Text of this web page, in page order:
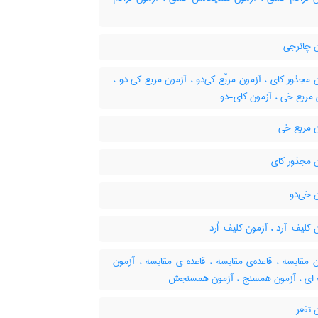
چاترجی
مجذور کای ، آزمون مربّع کی‌دو ، آزمون مربع کی دو ،
مربع خی ، آزمون کای-دو
مربع خی
مجذور کای
خی‌دو
کلیف-آرد ، آزمون کلیف-اُرد
مقایسه ، قاعده‌ی مقایسه ، قاعده ی مقایسه ، آزمون
ای ، آزمون همسنج ، آزمون همسنجش
تقعر